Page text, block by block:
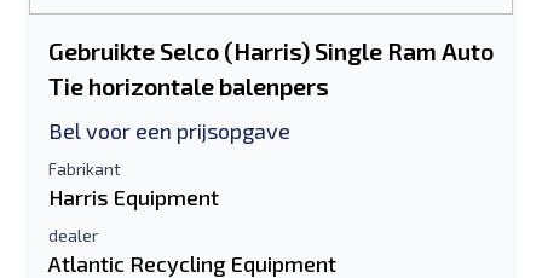
Gebruikte Selco (Harris) Single Ram Auto
Tie horizontale balenpers
Bel voor een prijsopgave
Fabrikant
Harris Equipment
dealer
Atlantic Recycling Equipment